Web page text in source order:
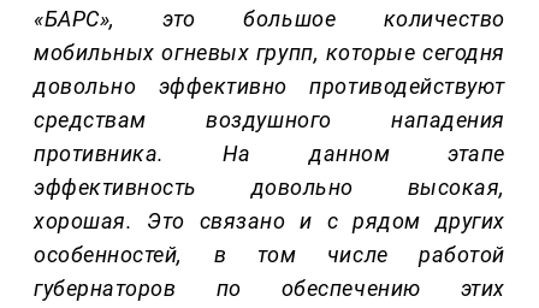
«БАРС», это большое количество
мобильных огневых групп, которые сегодня
довольно эффективно противодействуют
средствам воздушного нападения
противника. На данном этапе
эффективность довольно высокая,
хорошая. Это связано и с рядом других
особенностей, в том числе работой
губернаторов по обеспечению этих